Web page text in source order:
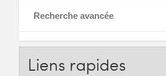
Recherche avancée
Liens rapides